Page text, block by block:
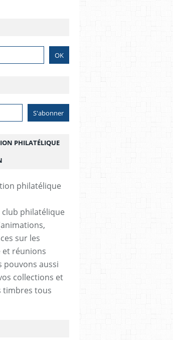
PHILATÉLIQUE
philatélique
sur les
réunions
pouvons aussi
collections et
timbres tous